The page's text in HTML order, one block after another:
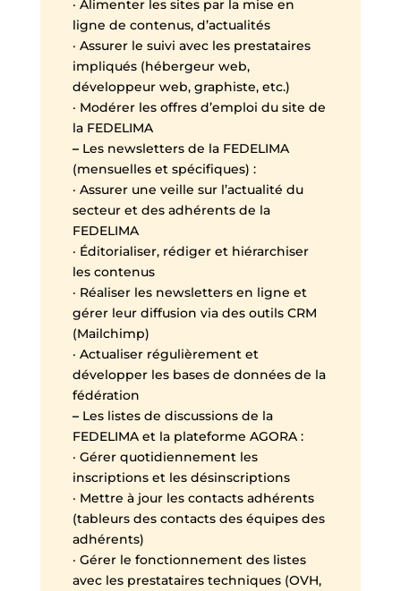
· Alimenter les sites par la mise en
ligne de contenus, d’actualités
· Assurer le suivi avec les prestataires
impliqués (hébergeur web,
développeur web, graphiste, etc.)
· Modérer les offres d’emploi du site de
la FEDELIMA
–Les newsletters de la FEDELIMA
(mensuelles et spécifiques) :
· Assurer une veille sur l’actualité du
secteur et des adhérents de la
FEDELIMA
· Éditorialiser, rédiger et hiérarchiser
les contenus
· Réaliser les newsletters en ligne et
gérer leur diffusion via des outils CRM
(Mailchimp)
· Actualiser régulièrement et
développer les bases de données de la
fédération
–Les listes de discussions de la
FEDELIMA et la plateforme AGORA :
· Gérer quotidiennement les
inscriptions et les désinscriptions
· Mettre à jour les contacts adhérents
(tableurs des contacts des équipes des
adhérents)
· Gérer le fonctionnement des listes
avec les prestataires techniques (OVH,